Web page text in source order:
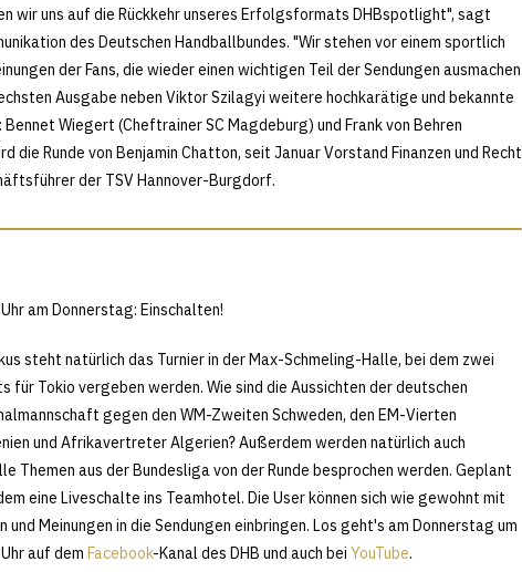
wir uns auf die Rückkehr unseres Erfolgsformats DHBspotlight", sagt
des Deutschen Handballbundes. "Wir stehen vor einem sportlich
der Fans, die wieder einen wichtigen Teil der Sendungen ausmachen
Ausgabe neben Viktor Szilagyi weitere hochkarätige und bekannte
Wiegert (Cheftrainer SC Magdeburg) und Frank von Behren
Runde von Benjamin Chatton, seit Januar Vorstand Finanzen und Recht
der TSV Hannover-Burgdorf.
am Donnerstag: Einschalten!
steht natürlich das Turnier in der Max-Schmeling-Halle, bei dem zwei
für Tokio vergeben werden. Wie sind die Aussichten der deutschen
gegen den WM-Zweiten Schweden, den EM-Vierten
und Afrikavertreter Algerien? Außerdem werden natürlich auch
Themen aus der Bundesliga von der Runde besprochen werden. Geplant
eine Liveschalte ins Teamhotel. Die User können sich wie gewohnt mit
und Meinungen in die Sendungen einbringen. Los geht's am Donnerstag um
auf dem Facebook-Kanal des DHB und auch bei YouTube.